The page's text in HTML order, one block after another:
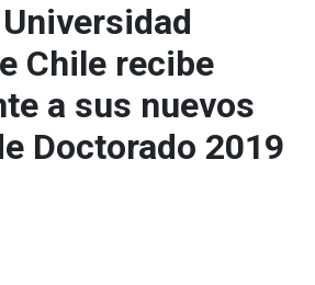
Chile recibe
a sus nuevos
Doctorado 2019